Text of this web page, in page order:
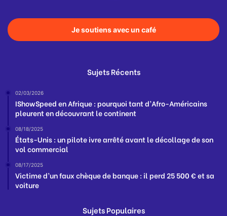
Je soutiens avec un café
Sujets Récents
02/03/2026
IShowSpeed en Afrique : pourquoi tant d’Afro-Américains
pleurent en découvrant le continent
08/18/2025
États-Unis : un pilote ivre arrêté avant le décollage de son
vol commercial
08/17/2025
Victime d’un faux chèque de banque : il perd 25 500 € et sa
voiture
Sujets Populaires